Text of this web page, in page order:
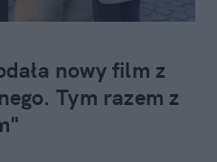
nowy film z
Tym razem z